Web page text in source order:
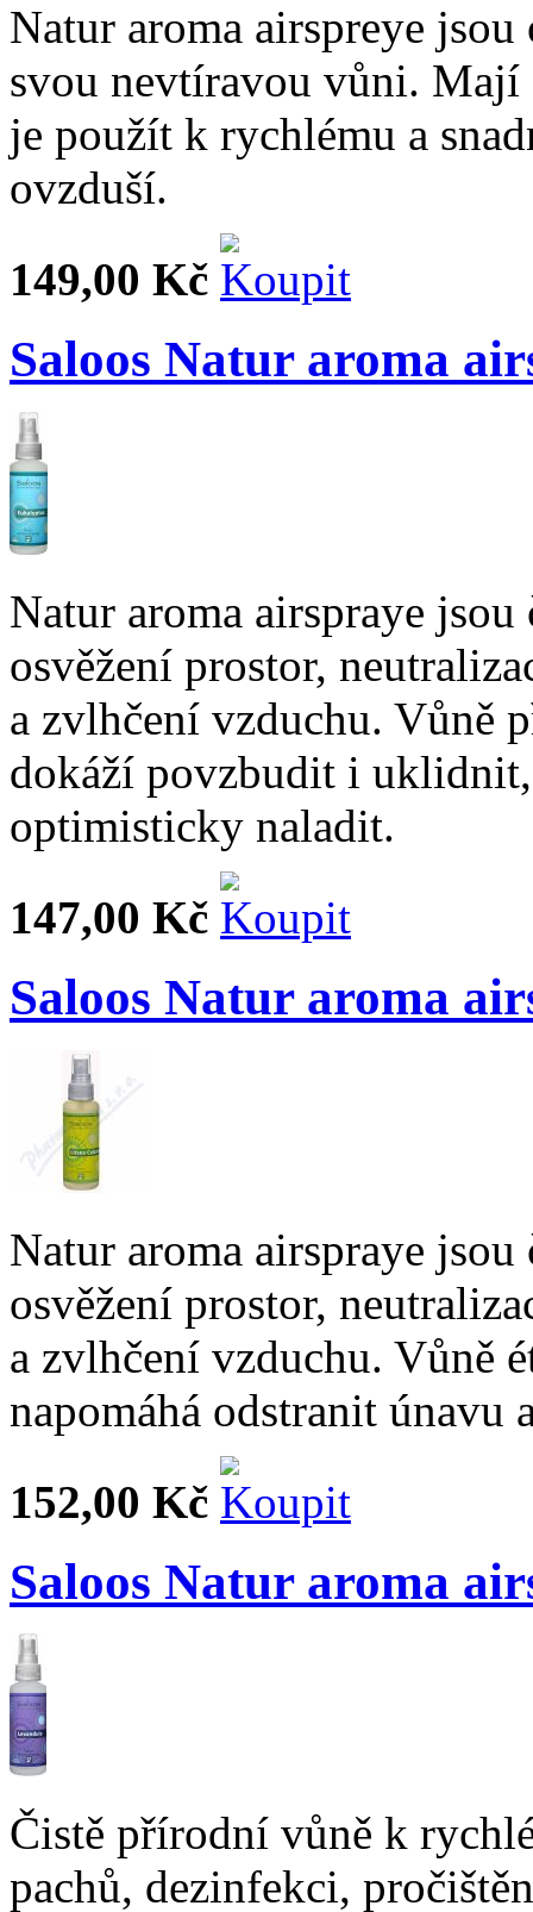
Natur aroma airspreye
svou nevtíravou vůni. Mají
je použít k rychlému a
ovzduší.
149,00 Kč
Saloos Natur aroma
Natur aroma airspraye
osvěžení prostor,
a zvlhčení vzduchu. Vůně
dokáží povzbudit i
optimisticky naladit.
147,00 Kč
Saloos Natur aroma
Natur aroma airspraye
osvěžení prostor,
a zvlhčení vzduchu. Vůně
napomáhá odstranit únavu
152,00 Kč
Saloos Natur aroma
Čistě přírodní vůně k
pachů, dezinfekci,